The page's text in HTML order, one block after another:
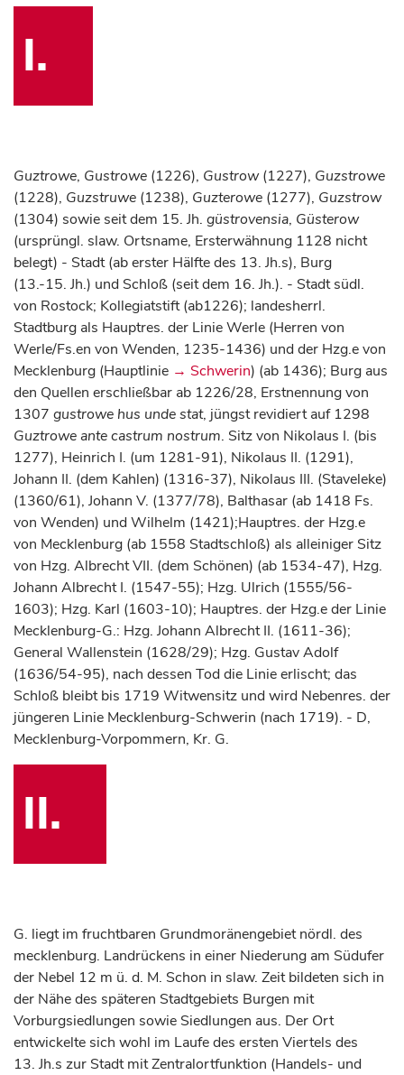
I.
Guztrowe, Gustrowe (1226), Gustrow(1227), Guzstrowe
(1228), Guzstruwe (1238), Guzterowe (1277), Guzstrow
(1304) sowie seit dem 15. Jh. güstrovensia, Güsterow
(ursprüngl. slaw. Ortsname, Ersterwähnung 1128 nicht
belegt) - Stadt (ab erster Hälfte des 13. Jh.s), Burg
(13.-15. Jh.) und Schloß (seit dem 16. Jh.). - Stadt südl.
von Rostock; Kollegiatstift (ab1226); landesherrl.
Stadtburg als Hauptres. der Linie Werle (Herren von
Werle/Fs.en von Wenden, 1235-1436) und der Hzg.e von
Mecklenburg (Hauptlinie → Schwerin) (ab 1436); Burg aus
den Quellen erschließbar ab 1226/28, Erstnennung von
1307 gustrowe hus unde stat, jüngst revidiert auf 1298
Guztrowe ante castrum nostrum. Sitz von Nikolaus I. (bis
1277), Heinrich I. (um 1281-91), Nikolaus II. (1291),
Johann II. (dem Kahlen) (1316-37), Nikolaus III. (Staveleke)
(1360/61), Johann V. (1377/78), Balthasar (ab 1418 Fs.
von Wenden) und Wilhelm (1421);Hauptres. der Hzg.e
von Mecklenburg (ab 1558 Stadtschloß) als alleiniger Sitz
von Hzg. Albrecht VII. (dem Schönen) (ab 1534-47), Hzg.
Johann Albrecht I. (1547-55); Hzg. Ulrich (1555/56-
1603); Hzg. Karl (1603-10); Hauptres. der Hzg.e der Linie
Mecklenburg-G.: Hzg. Johann Albrecht II. (1611-36);
General Wallenstein (1628/29); Hzg. Gustav Adolf
(1636/54-95), nach dessen Tod die Linie erlischt; das
Schloß bleibt bis 1719 Witwensitz und wird Nebenres. der
jüngeren Linie Mecklenburg-Schwerin (nach 1719). - D,
Mecklenburg-Vorpommern, Kr. G.
II.
G. liegt im fruchtbaren Grundmoränengebiet nördl. des
mecklenburg. Landrückens in einer Niederung am Südufer
der Nebel 12 m ü. d. M. Schon in slaw. Zeit bildeten sich in
der Nähe des späteren Stadtgebiets Burgen mit
Vorburgsiedlungen sowie Siedlungen aus. Der Ort
entwickelte sich wohl im Laufe des ersten Viertels des
13. Jh.s zur Stadt mit Zentralortfunktion (Handels- und